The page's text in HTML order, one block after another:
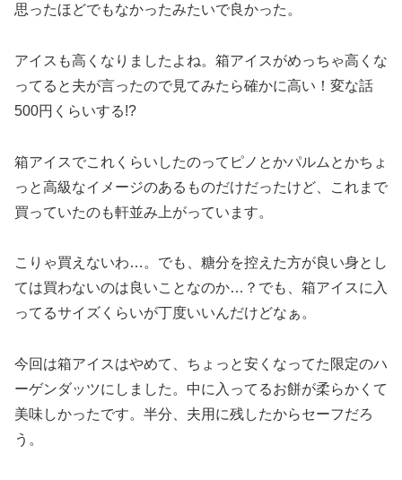
思ったほどでもなかったみたいで良かった。
アイスも高くなりましたよね。箱アイスがめっちゃ高くな
ってると夫が言ったので見てみたら確かに高い！変な話
500円くらいする!?
箱アイスでこれくらいしたのってピノとかパルムとかちょ
っと高級なイメージのあるものだけだったけど、これまで
買っていたのも軒並み上がっています。
こりゃ買えないわ…。でも、糖分を控えた方が良い身とし
ては買わないのは良いことなのか…？でも、箱アイスに入
ってるサイズくらいが丁度いいんだけどなぁ。
今回は箱アイスはやめて、ちょっと安くなってた限定のハ
ーゲンダッツにしました。中に入ってるお餅が柔らかくて
美味しかったです。半分、夫用に残したからセーフだろ
う。